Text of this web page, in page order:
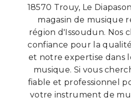
18570 Trouy, Le
magasin de musique
région d'Issoudun. Nos
confiance pour la
et notre expertise dans
musique. Si vous
fiable et professionnel
votre instrument de